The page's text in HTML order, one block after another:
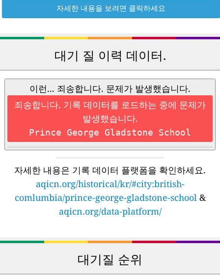
자세한 내용을 보려면 클릭하세요
대기 질 이력 데이터.
이런... 죄송합니다. 문제가 발생했습니다.
죄송합니다. 기록 데이터를 로드하는 중에 문제가
발생했습니다.
Prince George Gladstone School
자세한 내용은 기록 데이터 플랫폼을 확인하세요.
aqicn.org/historical/kr/#city:british-
comlumbia/prince-george-gladstone-school&
aqicn.org/data-platform/
대기질 순위